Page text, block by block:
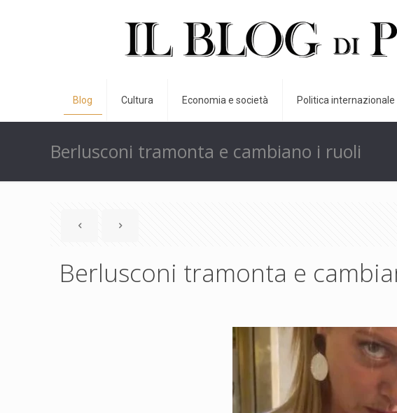
Blog Cultura Economia e società Politica internazionale
Berlusconi tramonta e cambiano i ruoli
Berlusconi tramonta e